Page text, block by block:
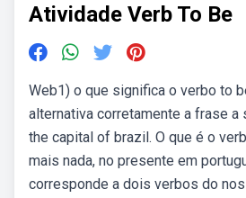
Atividade Verb To Be
Web1) o que significa o verbo to
alternativa corretamente a frase a
the capital of brazil. O que é o
mais nada, no presente em
corresponde a dois verbos do